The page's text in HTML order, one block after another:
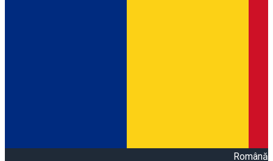
Română